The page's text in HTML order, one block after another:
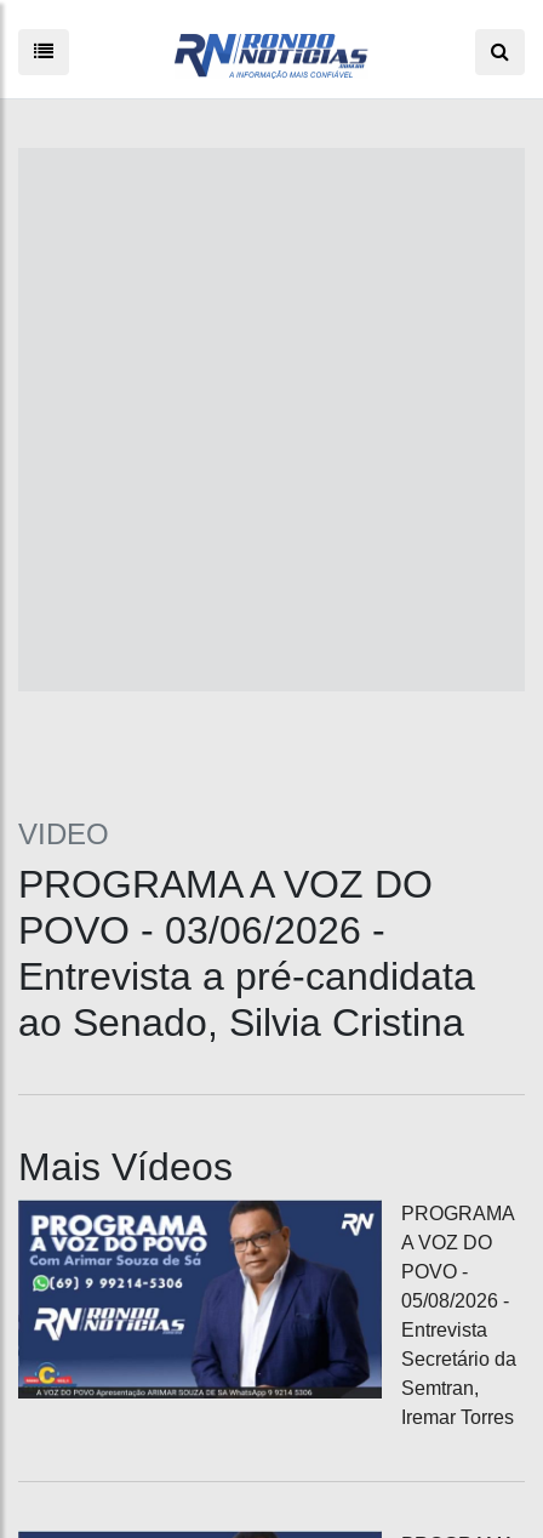
VIDEO
PROGRAMA A VOZ DO
POVO - 03/06/2026 -
Entrevista a pré-candidata
ao Senado, Silvia Cristina
Mais Vídeos
PROGRAMA
A VOZ DO
POVO -
05/08/2026 -
Entrevista
Secretário da
Semtran,
Iremar Torres